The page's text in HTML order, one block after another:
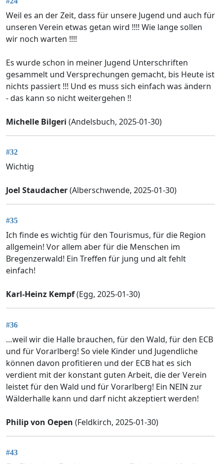
Weil es an der Zeit, dass für unsere Jugend und auch für
unseren Verein etwas getan wird !!!! Wie lange sollen
wir noch warten !!!!
Es wurde schon in meiner Jugend Unterschriften
gesammelt und Versprechungen gemacht, bis Heute ist
nichts passiert !!! Und es muss sich einfach was ändern
- das kann so nicht weitergehen !!
Michelle Bilgeri (Andelsbuch, 2025-01-30)
#32
Wichtig
Joel Staudacher(Alberschwende, 2025-01-30)
#35
Ich finde es wichtig für den Tourismus, für die Region
allgemein! Vor allem aber für die Menschen im
Bregenzerwald! Ein Treffen für jung und alt fehlt
einfach!
Karl-Heinz Kempf(Egg, 2025-01-30)
#36
…weil wir die Halle brauchen, für den Wald, für den ECB
und für Vorarlberg! So viele Kinder und Jugendliche
können davon profitieren und der ECB hat es sich
verdient mit der konstant guten Arbeit, die der Verein
leistet für den Wald und für Vorarlberg! Ein NEIN zur
Wälderhalle kann und darf nicht akzeptiert werden!
Philip von Oepen (Feldkirch, 2025-01-30)
#43